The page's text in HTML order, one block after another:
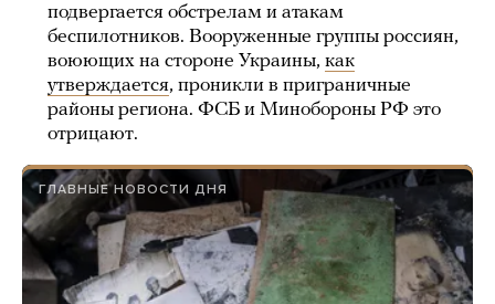
подвергается обстрелам и атакам
беспилотников. Вооруженные группы россиян,
воюющих на стороне Украины, как
утверждается, проникли в приграничные
районы региона. ФСБ и Минобороны РФ это
отрицают.
ГЛАВНЫЕ НОВОСТИ ДНЯ